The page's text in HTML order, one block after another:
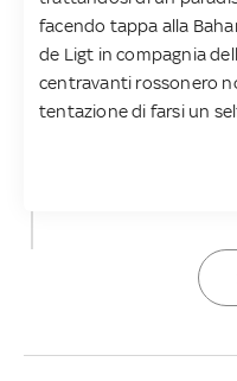
facendo tappa alla
de Ligt in compagnia
centravanti rossonero
tentazione di farsi un